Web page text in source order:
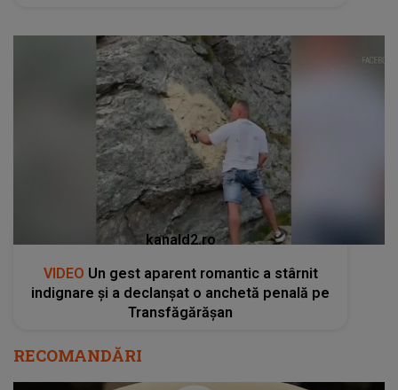
kanald2.ro
VIDEO Un gest aparent romantic a stârnit
indignare și a declanșat o anchetă penală pe
Transfăgărășan
RECOMANDĂRI